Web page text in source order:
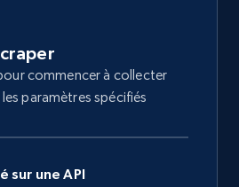
commencer à collecter
paramètres spécifiés
sur une API